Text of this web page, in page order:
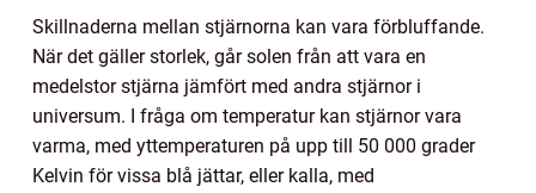
Skillnaderna mellan stjärnorna kan vara förbluffande.
När det gäller storlek, går solen från att vara en
medelstor stjärna jämfört med andra stjärnor i
universum. I fråga om temperatur kan stjärnor vara
varma, med yttemperaturen på upp till 50 000 grader
Kelvin för vissa blå jättar, eller kalla, med